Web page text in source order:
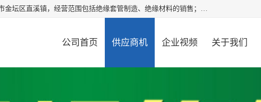
常州市国枫绝缘材料有限公司成立于2012年，注册地位于常州市金坛区直溪镇，经营范围包括绝缘套管制造、绝缘材料的销售；专业生产各种：黄腊管、自熄管、硅胶管、定纹管，厂价直销。
公司首页 供应商机 企业视频 关于我们